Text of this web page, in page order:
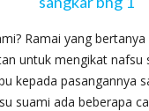
Ramai yang bertanya
untuk mengikat nafsu
kepada pasangannya
suami ada beberapa